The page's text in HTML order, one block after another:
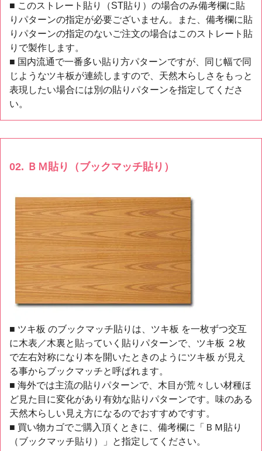
■ このストレート貼り（ST貼り）の場合のみ備考欄に貼
りパターンの指定が必要ございません。また、備考欄に貼
りパターンの指定のないご注文の場合はこのストレート貼
りで製作します。
■ 国内流通で一番多い貼り方パターンですが、同じ幅で同
じようなツキ板が連続しますので、天然木らしさをもっと
表現したい場合には別の貼りパターンを指定してくださ
い。
02. ＢＭ貼り（ブックマッチ貼り）
■ ツキ板 のブックマッチ貼りは、ツキ板 を一枚ずつ交互
に木表／木裏と貼っていく貼りパターンで、ツキ板 ２枚
で左右対称になり本を開いたときのようにツキ板 が見え
る事からブックマッチと呼ばれます。
■ 海外では主流の貼りパターンで、木目が荒々しい材種ほ
ど見た目に変化があり有効な貼りパターンです。味のある
天然木らしい見え方になるのでおすすめですす。
■ 買い物カゴでご購入頂くときに、備考欄に「ＢＭ貼り
（ブックマッチ貼り）」と指定してください。